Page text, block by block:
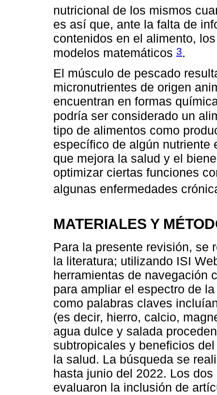
nutricional de los mismos
es así que, ante la falta de
contenidos en el alimento,
modelos matemáticos 3.
El músculo de pescado
micronutrientes de origen
encuentran en formas
podría ser considerado un
tipo de alimentos como
específico de algún nutriente
que mejora la salud y el
optimizar ciertas funciones
algunas enfermedades
MATERIALES Y
Para la presente revisión, se
la literatura; utilizando ISI
herramientas de navegación
para ampliar el espectro de
como palabras claves
(es decir, hierro, calcio,
agua dulce y salada
subtropicales y beneficios
la salud. La búsqueda se
hasta junio del 2022. Los
evaluaron la inclusión de